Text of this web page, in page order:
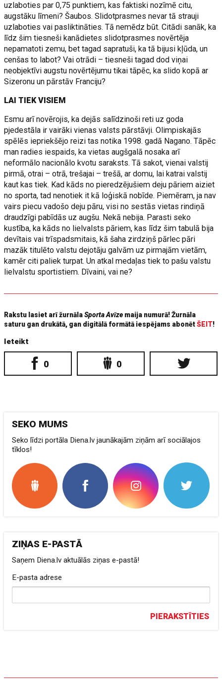
uzlaboties par 0,75 punktiem, kas faktiski nozīmē citu,
augstāku līmeni? Šaubos. Slidotprasmes nevar tā strauji
uzlaboties vai pasliktināties. Tā nemēdz būt. Citādi sanāk, ka
līdz šim tiesneši kanādietes slidotprasmes novērtēja
nepamatoti zemu, bet tagad sapratuši, ka tā bijusi kļūda, un
cenšas to labot? Vai otrādi – tiesneši tagad dod viņai
neobjektīvi augstu novērtējumu tikai tāpēc, ka slido kopā ar
Sizeronu un pārstāv Franciju?
LAI TIEK VISIEM
Esmu arī novērojis, ka dejās salīdzinoši reti uz goda
pjedestāla ir vairāki vienas valsts pārstāvji. Olimpiskajās
spēlēs iepriekšējo reizi tas notika 1998. gadā Nagano. Tāpēc
man radies iespaids, ka vietas augšgalā nosaka arī
neformālo nacionālo kvotu saraksts. Tā sakot, vienai valstij
pirmā, otrai – otrā, trešajai – trešā, ar domu, lai katrai valstij
kaut kas tiek. Kad kāds no pieredzējušiem deju pāriem aiziet
no sporta, tad nenotiek it kā loģiskā nobīde. Piemēram, ja nav
vairs piecu vadošo deju pāru, visi no sestās vietas rindiņā
draudzīgi pabīdās uz augšu. Nekā nebija. Parasti seko
kustība, ka kāds no lielvalsts pāriem, kas līdz šim tabulā bija
devītais vai trīspadsmitais, kā šaha zirdziņš pārlec pāri
mazāk titulēto valstu dejotāju galvām uz pirmajām vietām,
kamēr citi paliek turpat. Un atkal medaļas tiek to pašu valstu
lielvalstu sportistiem. Dīvaini, vai ne?
Rakstu lasiet arī žurnālaSporta Avīze maija numurā! Žurnāla
saturu gan drukātā, gan digitālā formātā iespējams abonētŠEIT!
Ieteikt
0 0
SEKO MUMS
Seko līdzi portāla Diena.lv jaunākajām ziņām arī sociālajos
tīklos!
ZIŅAS E-PASTĀ
Saņem Diena.lv aktuālās ziņas e-pastā!
E-pasta adrese
PIERAKSTĪTIES